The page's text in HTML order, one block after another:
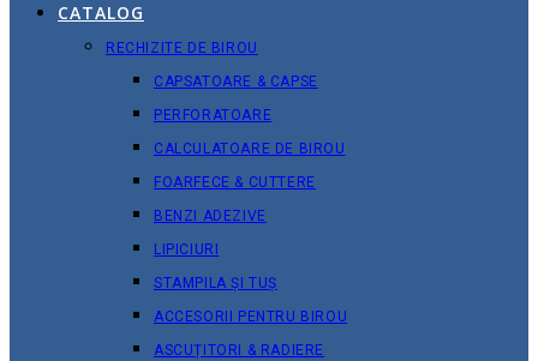
CATALOG
RECHIZITE DE BIROU
CAPSATOARE & CAPSE
PERFORATOARE
CALCULATOARE DE BIROU
FOARFECE & CUTTERE
BENZI ADEZIVE
LIPICIURI
STAMPILA ȘI TUȘ
ACCESORII PENTRU BIROU
ASCUȚITORI & RADIERE